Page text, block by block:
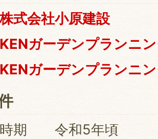
株式会社小原建設
KENガーデンプランニ
KENガーデンプランニ
時期 令和5年頃